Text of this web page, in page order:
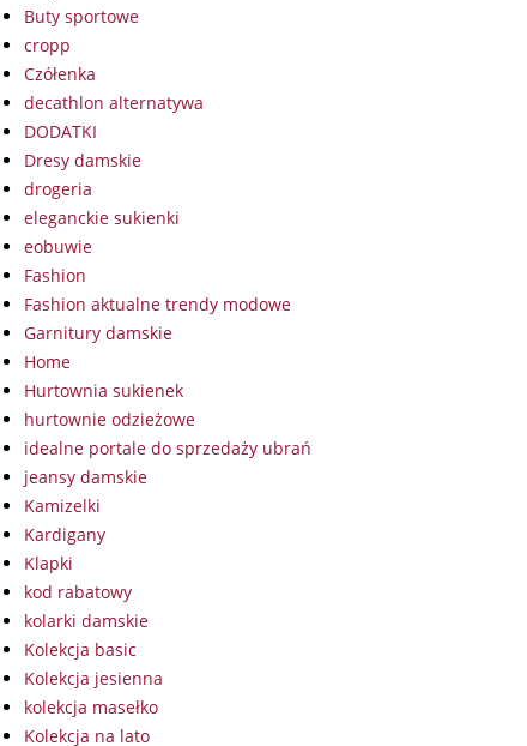
Buty sportowe
cropp
Czółenka
decathlon alternatywa
DODATKI
Dresy damskie
drogeria
eleganckie sukienki
eobuwie
Fashion
Fashion aktualne trendy modowe
Garnitury damskie
Home
Hurtownia sukienek
hurtownie odzieżowe
idealne portale do sprzedaży ubrań
jeansy damskie
Kamizelki
Kardigany
Klapki
kod rabatowy
kolarki damskie
Kolekcja basic
Kolekcja jesienna
kolekcja masełko
Kolekcja na lato